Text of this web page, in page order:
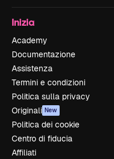
Inizia
Academy
Documentazione
Assistenza
Termini e condizioni
Politica sulla privacy
Originali New
Politica dei cookie
Centro di fiducia
Affiliati